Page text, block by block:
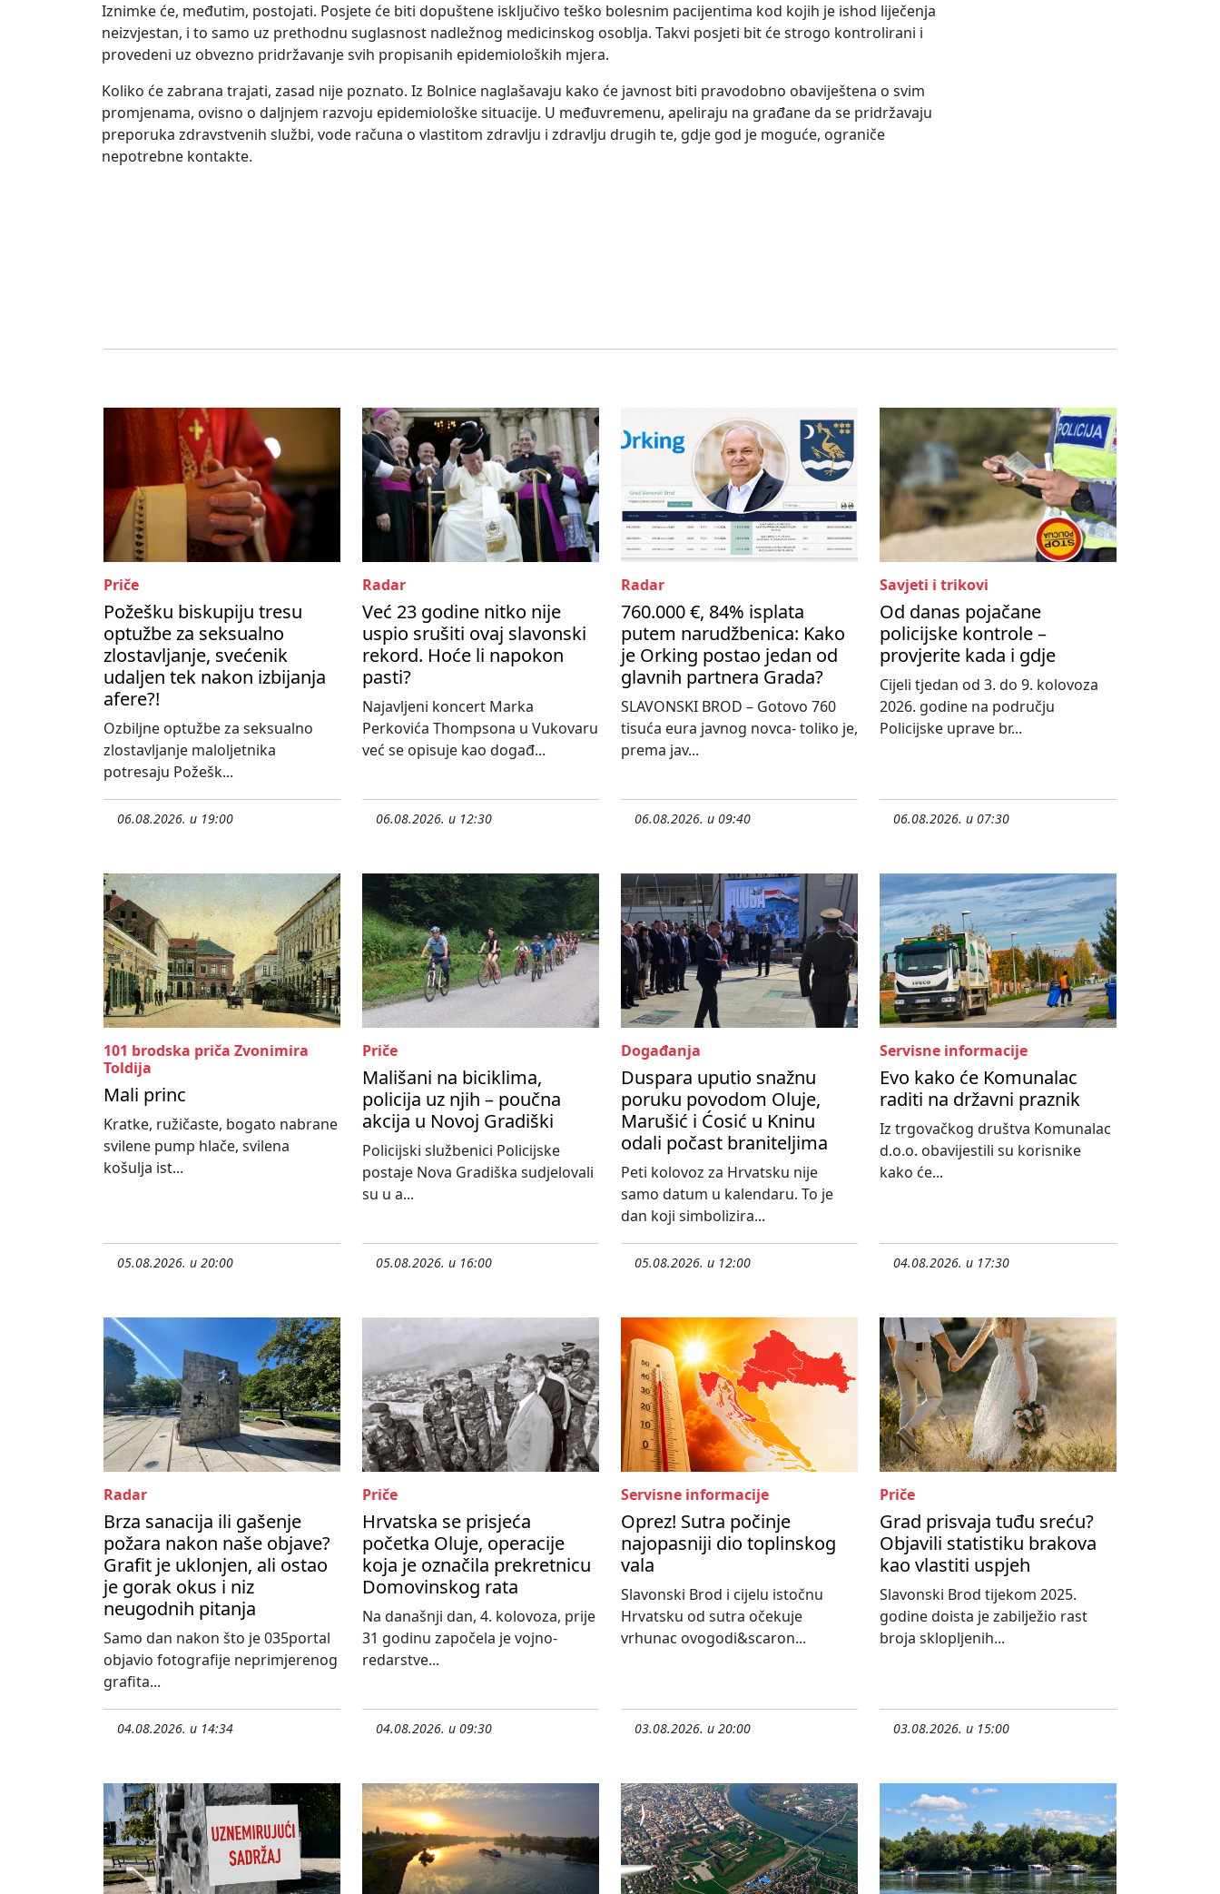
Iznimke će, međutim, postojati. Posjete će biti dopuštene isključivo teško bolesnim pacijentima kod kojih je ishod liječenja
neizvjestan, i to samo uz prethodnu suglasnost nadležnog medicinskog osoblja. Takvi posjeti bit će strogo kontrolirani i
provedeni uz obvezno pridržavanje svih propisanih epidemioloških mjera.
Koliko će zabrana trajati, zasad nije poznato. Iz Bolnice naglašavaju kako će javnost biti pravodobno obaviještena o svim
promjenama, ovisno o daljnjem razvoju epidemiološke situacije. U međuvremenu, apeliraju na građane da se pridržavaju
preporuka zdravstvenih službi, vode računa o vlastitom zdravlju i zdravlju drugih te, gdje god je moguće, ograniče
nepotrebne kontakte.
Priče
Požešku biskupiju tresu
optužbe za seksualno
zlostavljanje, svećenik
udaljen tek nakon izbijanja
afere?!
Ozbiljne optužbe za seksualno
zlostavljanje maloljetnika
potresaju Požešk...
06.08.2026. u 19:00
Radar
Već 23 godine nitko nije
uspio srušiti ovaj slavonski
rekord. Hoće li napokon
pasti?
Najavljeni koncert Marka
Perkovića Thompsona u Vukovaru
već se opisuje kao događ...
06.08.2026. u 12:30
Radar
760.000 €, 84% isplata
putem narudžbenica: Kako
je Orking postao jedan od
glavnih partnera Grada?
SLAVONSKI BROD – Gotovo 760
tisuća eura javnog novca- toliko je,
prema jav...
06.08.2026. u 09:40
Savjeti i trikovi
Od danas pojačane
policijske kontrole –
provjerite kada i gdje
Cijeli tjedan od 3. do 9. kolovoza
2026. godine na području
Policijske uprave br...
06.08.2026. u 07:30
101 brodska priča Zvonimira
Toldija
Mali princ
Kratke, ružičaste, bogato nabrane
svilene pump hlače, svilena
košulja ist...
05.08.2026. u 20:00
Priče
Mališani na biciklima,
policija uz njih – poučna
akcija u Novoj Gradiški
Policijski službenici Policijske
postaje Nova Gradiška sudjelovali
su u a...
05.08.2026. u 16:00
Događanja
Duspara uputio snažnu
poruku povodom Oluje,
Marušić i Ćosić u Kninu
odali počast braniteljima
Peti kolovoz za Hrvatsku nije
samo datum u kalendaru. To je
dan koji simbolizira...
05.08.2026. u 12:00
Servisne informacije
Evo kako će Komunalac
raditi na državni praznik
Iz trgovačkog društva Komunalac
d.o.o. obavijestili su korisnike
kako će...
04.08.2026. u 17:30
Radar
Brza sanacija ili gašenje
požara nakon naše objave?
Grafit je uklonjen, ali ostao
je gorak okus i niz
neugodnih pitanja
Samo dan nakon što je 035portal
objavio fotografije neprimjerenog
grafita...
04.08.2026. u 14:34
Priče
Hrvatska se prisjeća
početka Oluje, operacije
koja je označila prekretnicu
Domovinskog rata
Na današnji dan, 4. kolovoza, prije
31 godinu započela je vojno-
redarstve...
04.08.2026. u 09:30
Servisne informacije
Oprez! Sutra počinje
najopasniji dio toplinskog
vala
Slavonski Brod i cijelu istočnu
Hrvatsku od sutra očekuje
vrhunac ovogodi&scaron...
03.08.2026. u 20:00
Priče
Grad prisvaja tuđu sreću?
Objavili statistiku brakova
kao vlastiti uspjeh
Slavonski Brod tijekom 2025.
godine doista je zabilježio rast
broja sklopljenih...
03.08.2026. u 15:00